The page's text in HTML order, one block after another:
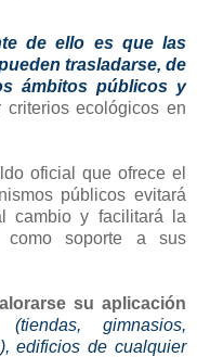
de ello es que las
trasladarse, de
ámbitos públicos y
ecológicos en
oficial que ofrece el
públicos evitará
cambio y facilitará la
como soporte a sus
su aplicación
gimnasios,
edificios de cualquier